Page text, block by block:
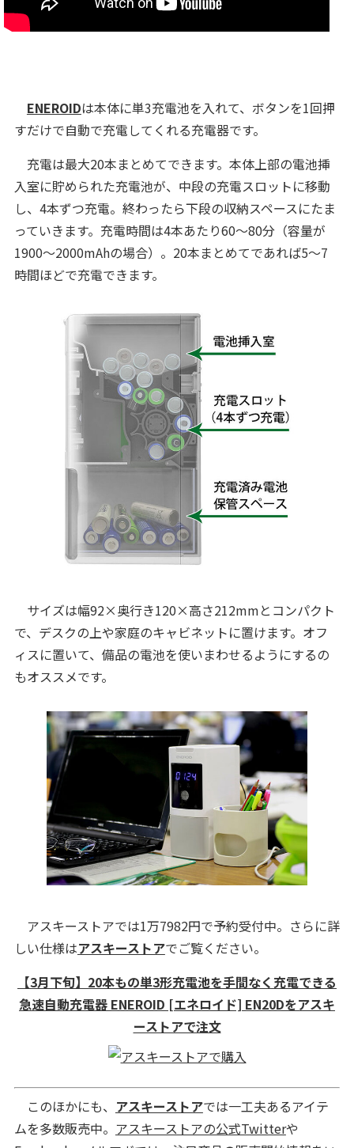
ENEROIDは本体に単3充電池を入れて、ボタンを1回押
すだけで自動で充電してくれる充電器です。
充電は最大20本まとめてできます。本体上部の電池挿
入室に貯められた充電池が、中段の充電スロットに移動
し、4本ずつ充電。終わったら下段の収納スペースにたま
っていきます。充電時間は4本あたり60～80分（容量が
1900～2000mAhの場合）。20本まとめてであれば5～7
時間ほどで充電できます。
サイズは幅92×奥行き120×高さ212mmとコンパクト
で、デスクの上や家庭のキャビネットに置けます。オフ
ィスに置いて、備品の電池を使いまわせるようにするの
もオススメです。
アスキーストアでは1万7982円で予約受付中。さらに詳
しい仕様はアスキーストアでご覧ください。
【3月下旬】20本もの単3形充電池を手間なく充電できる
急速自動充電器 ENEROID [エネロイド] EN20Dをアスキ
ーストアで注文
このほかにも、 アスキーストアでは一工夫あるアイテ
ムを多数販売中。 アスキーストアの公式Twitterや